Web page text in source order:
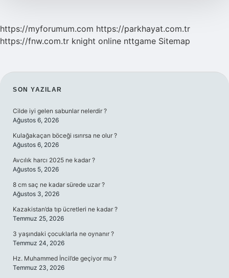
https://myforumum.com https://parkhayat.com.tr
https://fnw.com.tr knight online nttgame Sitemap
SIDEBAR
SON YAZILAR
Cilde iyi gelen sabunlar nelerdir ?
Ağustos 6, 2026
Kulağakaçan böceği ısırırsa ne olur ?
Ağustos 6, 2026
Avcılık harcı 2025 ne kadar ?
Ağustos 5, 2026
8 cm saç ne kadar sürede uzar ?
Ağustos 3, 2026
Kazakistan’da tıp ücretleri ne kadar ?
Temmuz 25, 2026
3 yaşındaki çocuklarla ne oynanır ?
Temmuz 24, 2026
Hz. Muhammed İncil’de geçiyor mu ?
Temmuz 23, 2026